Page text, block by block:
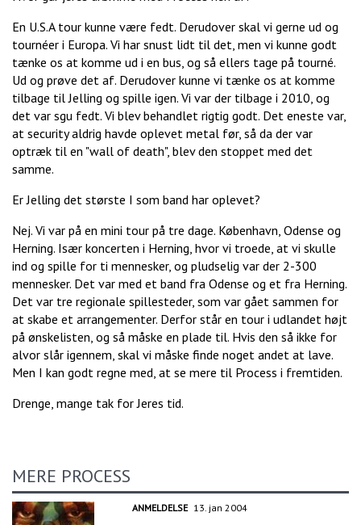
En U.S.A tour kunne være fedt. Derudover skal vi gerne ud og
tournéer i Europa. Vi har snust lidt til det, men vi kunne godt
tænke os at komme ud i en bus, og så ellers tage på tourné.
Ud og prøve det af. Derudover kunne vi tænke os at komme
tilbage til Jelling og spille igen. Vi var der tilbage i 2010, og
det var sgu fedt. Vi blev behandlet rigtig godt. Det eneste var,
at security aldrig havde oplevet metal før, så da der var
optræk til en "wall of death", blev den stoppet med det
samme.
Er Jelling det største I som band har oplevet?
Nej. Vi var på en mini tour på tre dage. København, Odense og
Herning. Især koncerten i Herning, hvor vi troede, at vi skulle
ind og spille for ti mennesker, og pludselig var der 2-300
mennesker. Det var med et band fra Odense og et fra Herning.
Det var tre regionale spillesteder, som var gået sammen for
at skabe et arrangementer. Derfor står en tour i udlandet højt
på ønskelisten, og så måske en plade til. Hvis den så ikke for
alvor slår igennem, skal vi måske finde noget andet at lave.
Men I kan godt regne med, at se mere til Process i fremtiden.
Drenge, mange tak for Jeres tid.
MERE PROCESS
ANMELDELSE 13. jan 2004